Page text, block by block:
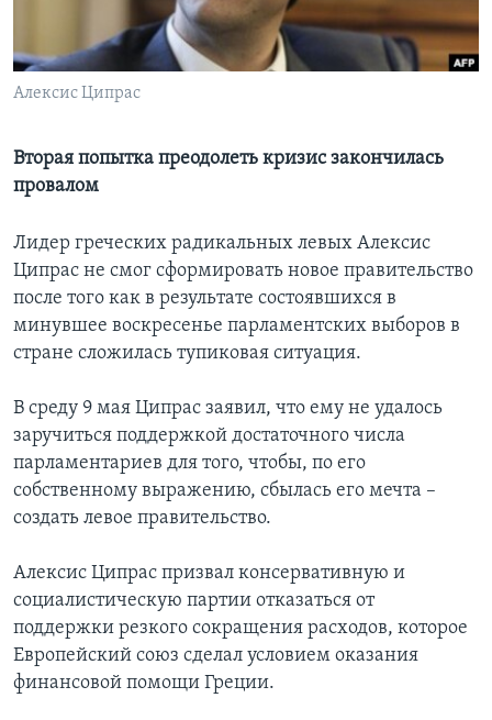
Learning English
СОЦИАЛЬНЫЕ СЕТИ
Алексис Ципрас
Вторая попытка преодолеть кризис закончилась
провалом
Лидер греческих радикальных левых Алексис
Ципрас не смог сформировать новое правительство
после того как в результате состоявшихся в
минувшее воскресенье парламентских выборов в
стране сложилась тупиковая ситуация.
В среду 9 мая Ципрас заявил, что ему не удалось
заручиться поддержкой достаточного числа
парламентариев для того, чтобы, по его
собственному выражению, сбылась его мечта –
создать левое правительство.
Алексис Ципрас призвал консервативную и
социалистическую партии отказаться от
поддержки резкого сокращения расходов, которое
Европейский союз сделал условием оказания
финансовой помощи Греции.